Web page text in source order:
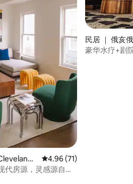
平均评分 4.96 分（满分 5
4.96 (71)
代房源，灵感源自色
民居 ｜ 俄亥
豪华水疗+剧